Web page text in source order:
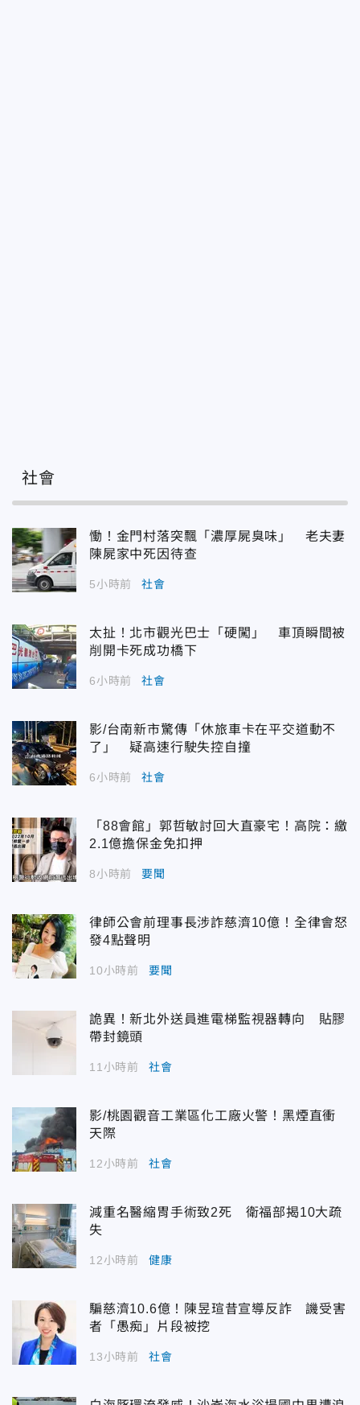
社會
慟！金門村落突飄「濃厚屍臭味」 老夫妻
陳屍家中死因待查
5小時前 社會
太扯！北市觀光巴士「硬闖」 車頂瞬間被
削開卡死成功橋下
6小時前 社會
影/台南新市驚傳「休旅車卡在平交道動不
了」 疑高速行駛失控自撞
6小時前 社會
「88會館」郭哲敏討回大直豪宅！高院：繳
2.1億擔保金免扣押
8小時前 要聞
律師公會前理事長涉詐慈濟10億！全律會怒
發4點聲明
10小時前 要聞
詭異！新北外送員進電梯監視器轉向 貼膠
帶封鏡頭
11小時前 社會
影/桃園觀音工業區化工廠火警！黑煙直衝
天際
12小時前 社會
減重名醫縮胃手術致2死 衛福部揭10大疏
失
12小時前 健康
騙慈濟10.6億！陳昱瑄昔宣導反詐 譏受害
者「愚痴」片段被挖
13小時前 社會